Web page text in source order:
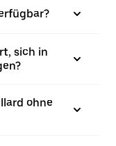
sich in
ohne